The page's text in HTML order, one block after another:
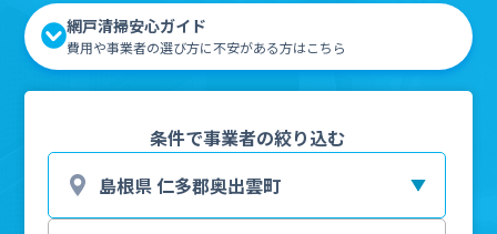
網戸清掃安心ガイド
費用や事業者の選び方に不安がある方はこちら
条件で事業者の絞り込む